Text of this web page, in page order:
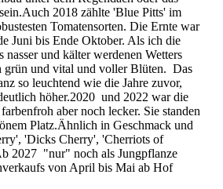
2018 zählte 'Blue Pitts' im
Tomatensorten. Die Ernte war
Juni bis Ende Oktober. Als ich die
nasser und kälter werdenen Wetters
grün und vital und voller Blüten. Das
so leuchtend wie die Jahre zuvor,
höher.2020 und 2022 war die
aber noch lecker. Sie standen
Platz.Ähnlich in Geschmack und
'Dicks Cherry', 'Cherriots of
2027 "nur" noch als Jungpflanze
von April bis Mai ab Hof